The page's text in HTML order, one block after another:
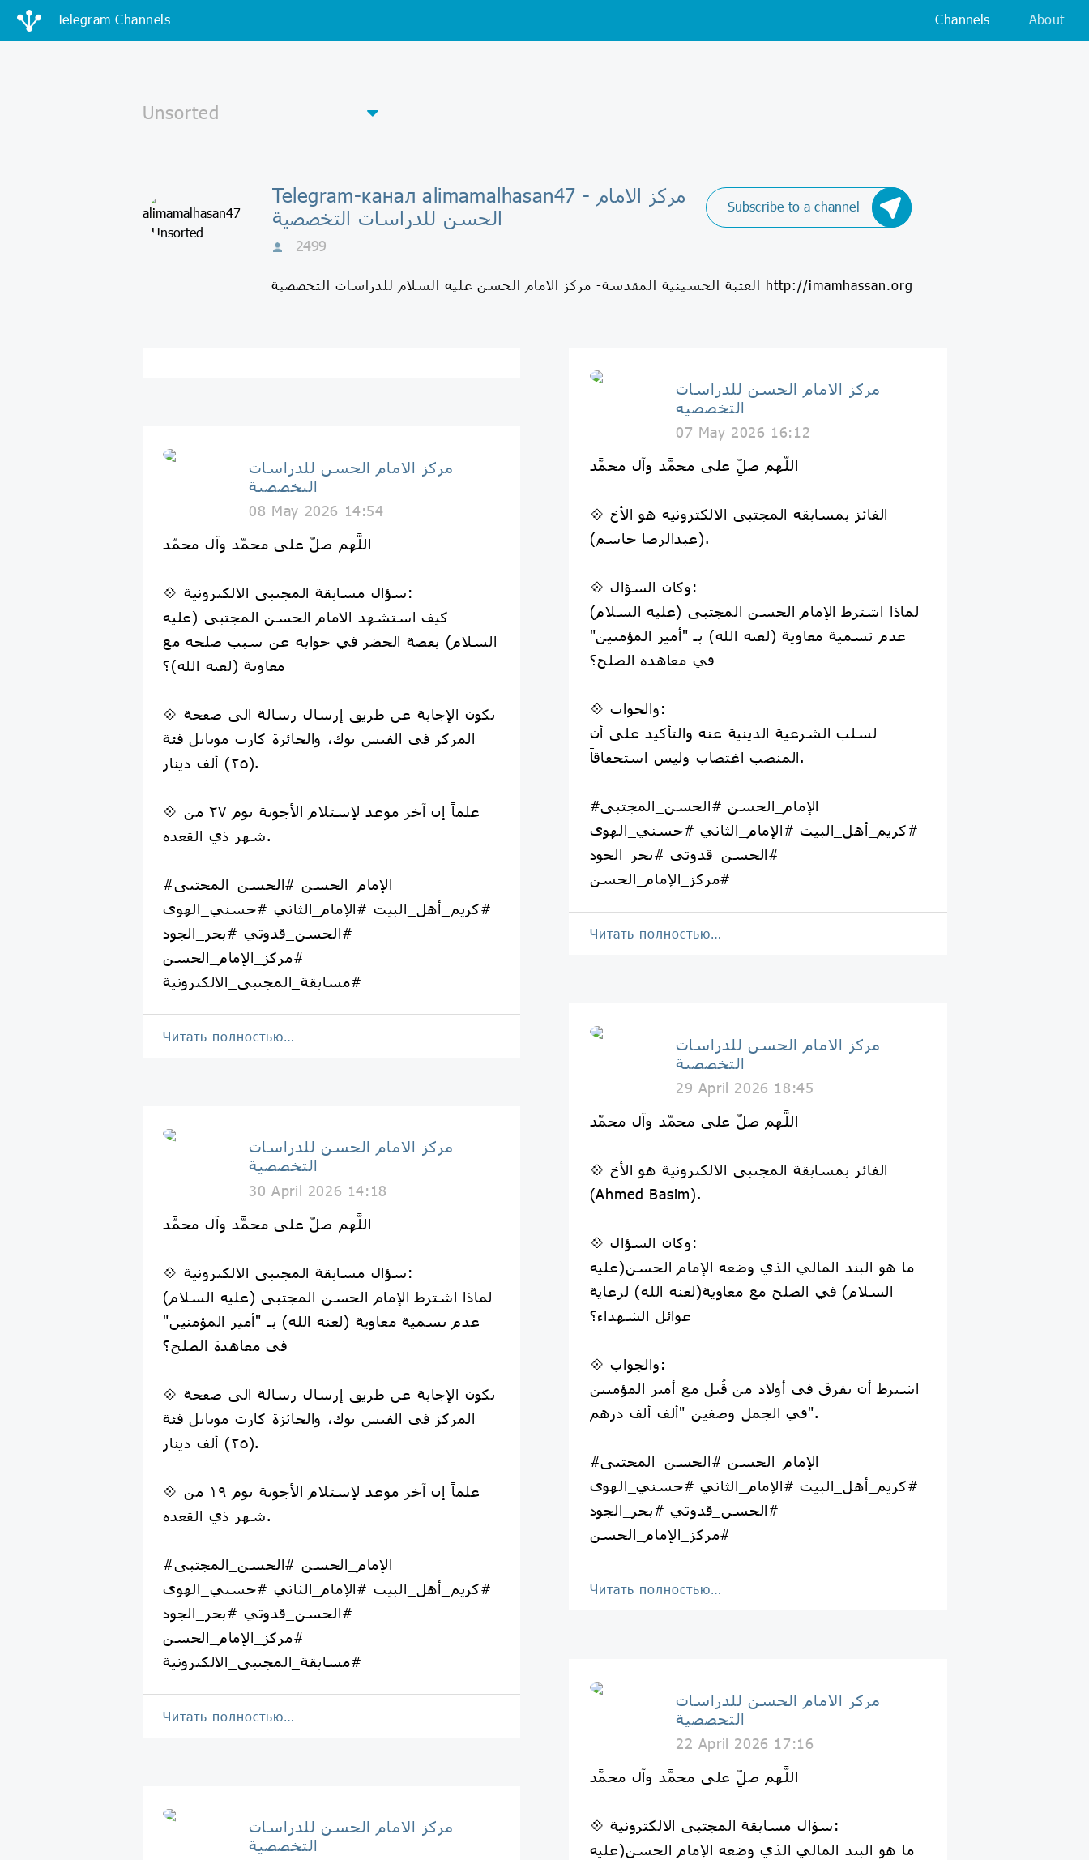
Telegram Channels Channels About
Subscribe to a channel
Telegram-канал alimamalhasan47 - مركز الامام
الحسن للدراسات التخصصية
2499
العتبة الحسينية المقدسة- مركز الامام الحسن عليه السلام للدراسات التخصصية http://imamhassan.org
مركز الامام الحسن للدراسات
التخصصية
08 May 2026 14:54
اللَّهم صلِّ على محمَّد وآل محمَّد
💠 سؤال مسابقة المجتبى الالكترونية:
كيف استشهد الامام الحسن المجتبى (عليه
السلام) بقصة الخضر في جوابه عن سبب صلحه مع
معاوية (لعنه الله)؟
💠 تكون الإجابة عن طريق إرسال رسالة الى صفحة
المركز في الفيس بوك، والجائزة كارت موبايل فئة
(٢٥) ألف دينار.
💠 علماً إن آخر موعد لإستلام الأجوبة يوم ٢٧ من
شهر ذي القعدة.
#الإمام_الحسن #الحسن_المجتبى
#كريم_أهل_البيت #الإمام_الثاني #حسني_الهوى
#الحسن_قدوتي #بحر_الجود
#مركز_الإمام_الحسن
#مسابقة_المجتبى_الالكترونية
Читать полностью…
مركز الامام الحسن للدراسات
التخصصية
30 April 2026 14:18
اللَّهم صلِّ على محمَّد وآل محمَّد
💠 سؤال مسابقة المجتبى الالكترونية:
لماذا اشترط الإمام الحسن المجتبى (عليه السلام)
عدم تسمية معاوية (لعنه الله) بـ "أمير المؤمنين"
في معاهدة الصلح؟
💠 تكون الإجابة عن طريق إرسال رسالة الى صفحة
المركز في الفيس بوك، والجائزة كارت موبايل فئة
(٢٥) ألف دينار.
💠 علماً إن آخر موعد لإستلام الأجوبة يوم ١٩ من
شهر ذي القعدة.
#الإمام_الحسن #الحسن_المجتبى
#كريم_أهل_البيت #الإمام_الثاني #حسني_الهوى
#الحسن_قدوتي #بحر_الجود
#مركز_الإمام_الحسن
#مسابقة_المجتبى_الالكترونية
Читать полностью…
مركز الامام الحسن للدراسات
التخصصية
مركز الامام الحسن للدراسات
التخصصية
07 May 2026 16:12
اللَّهم صلِّ على محمَّد وآل محمَّد
💠 الفائز بمسابقة المجتبى الالكترونية هو الأخ
(عبدالرضا جاسم).
💠 وكان السؤال:
لماذا اشترط الإمام الحسن المجتبى (عليه السلام)
عدم تسمية معاوية (لعنه الله) بـ "أمير المؤمنين"
في معاهدة الصلح؟
💠 والجواب:
لسلب الشرعية الدينية عنه والتأكيد على أن
المنصب اغتصاب وليس استحقاقاً.
#الإمام_الحسن #الحسن_المجتبى
#كريم_أهل_البيت #الإمام_الثاني #حسني_الهوى
#الحسن_قدوتي #بحر_الجود
#مركز_الإمام_الحسن
Читать полностью…
مركز الامام الحسن للدراسات
التخصصية
29 April 2026 18:45
اللَّهم صلِّ على محمَّد وآل محمَّد
💠 الفائز بمسابقة المجتبى الالكترونية هو الأخ
(Ahmed Basim).
💠 وكان السؤال:
ما هو البند المالي الذي وضعه الإمام الحسن(عليه
السلام) في الصلح مع معاوية(لعنه الله) لرعاية
عوائل الشهداء؟
💠 والجواب:
اشترط أن يفرق في أولاد من قُتل مع أمير المؤمنين
في الجمل وصفين "ألف ألف درهم".
#الإمام_الحسن #الحسن_المجتبى
#كريم_أهل_البيت #الإمام_الثاني #حسني_الهوى
#الحسن_قدوتي #بحر_الجود
#مركز_الإمام_الحسن
Читать полностью…
مركز الامام الحسن للدراسات
التخصصية
22 April 2026 17:16
اللَّهم صلِّ على محمَّد وآل محمَّد
💠 سؤال مسابقة المجتبى الالكترونية:
ما هو البند المالي الذي وضعه الإمام الحسن(عليه